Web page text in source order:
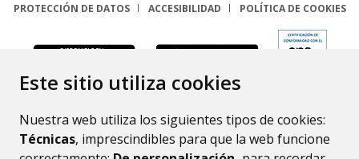
Este sitio utiliza cookies
Nuestra web utiliza los siguientes tipos de cookies:
Técnicas, imprescindibles para que la web funcione
PROTECCIÓN DE DATOS
ACCESIBILIDAD POLÍTICA DE COOKIES